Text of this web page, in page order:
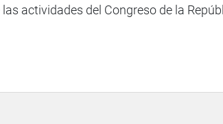
actividades del Congreso de la